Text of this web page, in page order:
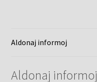
Aldonaj informoj
Aldonaj informoj